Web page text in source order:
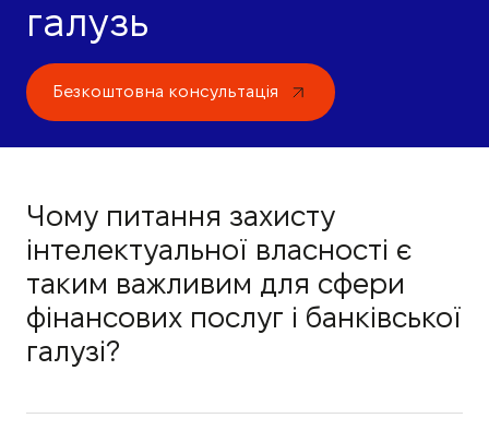
галузь
Безкоштовна консультація
Чому питання захисту
інтелектуальної власності є
таким важливим для сфери
фінансових послуг і банківської
галузі?